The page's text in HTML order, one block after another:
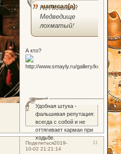
написал(а):
Не Лялька я!
Медведище
лохматый!
А кто?
Удобная штука -
фальшивая репутация:
всегда с собой и не
оттягивает карман при
ходьбе.
0
Поделиться 11
2019-
10-02 21:21:14